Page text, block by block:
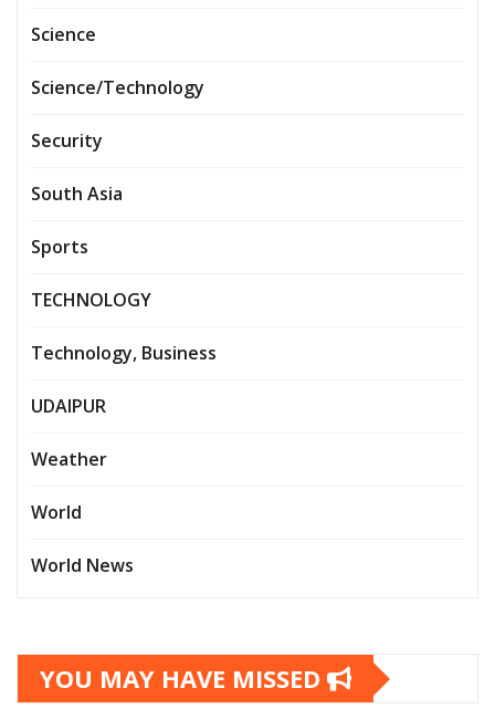
Science
Science/Technology
Security
South Asia
Sports
TECHNOLOGY
Technology, Business
UDAIPUR
Weather
World
World News
YOU MAY HAVE MISSED